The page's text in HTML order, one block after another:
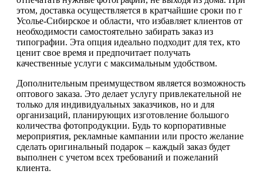
этом, доставка осуществляется в кратчайшие сроки по г
Усолье-Сибирское и области, что избавляет клиентов от
необходимости самостоятельно забирать заказ из
типографии. Эта опция идеально подходит для тех, кто
ценит свое время и предпочитает получать
качественные услуги с максимальным удобством.
Дополнительным преимуществом является возможность
оптового заказа. Это делает услугу привлекательной не
только для индивидуальных заказчиков, но и для
организаций, планирующих изготовление большого
количества фотопродукции. Будь то корпоративные
мероприятия, рекламные кампании или просто желание
сделать оригинальный подарок – каждый заказ будет
выполнен с учетом всех требований и пожеланий
клиента.